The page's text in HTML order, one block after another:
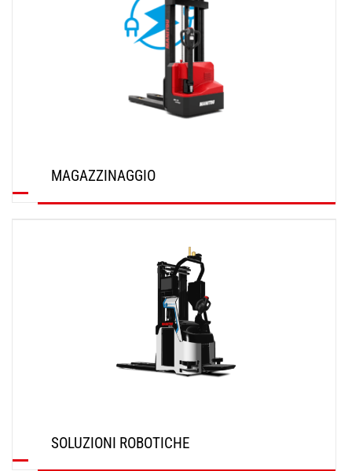
MAGAZZINAGGIO
SOLUZIONI ROBOTICHE